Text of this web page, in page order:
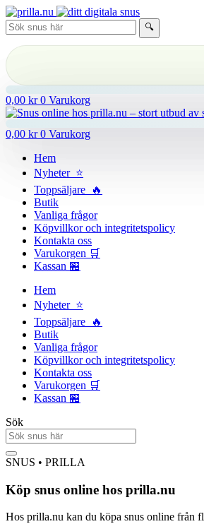
Hoppa
till
innehåll
🔍
0,00 kr 0 Varukorg
0,00 kr 0 Varukorg
Hem
Nyheter ⭐
Toppsäljare 🔥
Butik
Vanliga frågor
Köpvillkor och integritetspolicy
Kontakta oss
Varukorgen 🛒
Kassan 🏪
Hem
Nyheter ⭐
Toppsäljare 🔥
Butik
Vanliga frågor
Köpvillkor och integritetspolicy
Kontakta oss
Varukorgen 🛒
Kassan 🏪
Sök
SNUS • PRILLA
Köp snus online hos prilla.nu
Hos prilla.nu kan du köpa snus online från